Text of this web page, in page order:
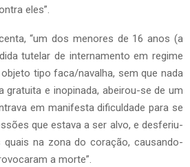
eles”.
“um dos menores de 16 anos (a
tutelar de internamento em regime
tipo faca/navalha, sem que nada
e inopinada, abeirou-se de um
em manifesta dificuldade para se
que estava a ser alvo, e desferiu-
na zona do coração, causando-
a morte”.